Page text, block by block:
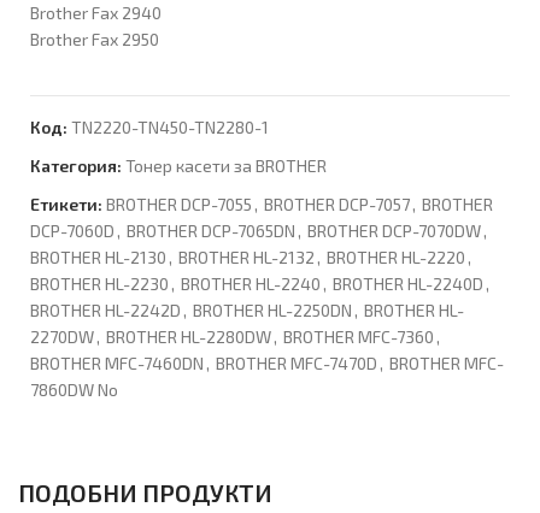
Brother Fax 2940
Brother Fax 2950
Код: TN2220-TN450-TN2280-1
Категория: Тонер касети за BROTHER
Етикети: BROTHER DCP-7055 , BROTHER DCP-7057, BROTHER
DCP-7060D , BROTHER DCP-7065DN , BROTHER DCP-7070DW,
BROTHER HL-2130 , BROTHER HL-2132 , BROTHER HL-2220 ,
BROTHER HL-2230 , BROTHER HL-2240 , BROTHER HL-2240D ,
BROTHER HL-2242D , BROTHER HL-2250DN , BROTHER HL-
2270DW, BROTHER HL-2280DW, BROTHER MFC-7360 ,
BROTHER MFC-7460DN , BROTHER MFC-7470D , BROTHER MFC-
7860DW No
ПОДОБНИ ПРОДУКТИ